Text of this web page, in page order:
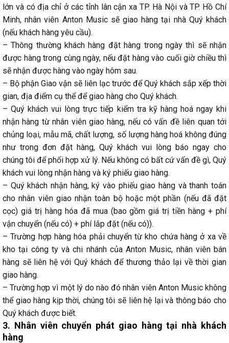
lớn và có địa chỉ ở các tỉnh lân cận xa TP. Hà Nội và TP. Hồ Chí
Minh, nhân viên Anton Music sẽ giao hàng tại nhà Quý khách
(nếu khách hàng yêu cầu).
– Thông thường khách hàng đặt hàng trong ngày thì sẽ nhận
được hàng trong cùng ngày, nếu đặt hàng vào cuối giờ chiều thì
sẽ nhận được hàng vào ngày hôm sau.
– Bộ phận Giao vận sẽ liên lạc trước để Quý khách sắp xếp thời
gian, địa điểm cụ thể để giao hàng cho Quý khách.
– Quý khách vui lòng trực tiếp kiểm tra kỹ hàng hoá ngay khi
nhận hàng từ nhân viên giao hàng, nếu có vấn đề liên quan tới
chủng loại, mẫu mã, chất lượng, số lượng hàng hoá không đúng
như trong đơn đặt hàng, Quý khách vui lòng báo ngay cho
chúng tôi để phối hợp xử lý. Nếu không có bất cứ vấn đề gì, Quý
khách vui lòng nhận hàng và ký phiếu giao hàng.
– Quý khách nhận hàng, ký vào phiếu giao hàng và thanh toán
cho nhân viên giao nhận toàn bộ hoặc một phần (nếu đã đặt
cọc) giá trị hàng hóa đã mua (bao gồm giá trị tiền hàng + phí
vận chuyển (nếu có) + phí lắp đặt (nếu có)).
– Trường hợp hàng hóa phải chuyển từ kho chứa hàng ở xa về
kho tại công ty và chi nhánh của Anton Music, nhân viên bán
hàng sẽ liên hệ với Quý khách để thương thảo lại về thời gian
giao hàng.
– Trường hợp vì một lý do nào đó nhân viên Anton Music không
thể giao hàng kịp thời, chúng tôi sẽ liên hệ lại và thông báo cho
Quý khách được biết.
3. Nhân viên chuyển phát giao hàng tại nhà khách
hàng